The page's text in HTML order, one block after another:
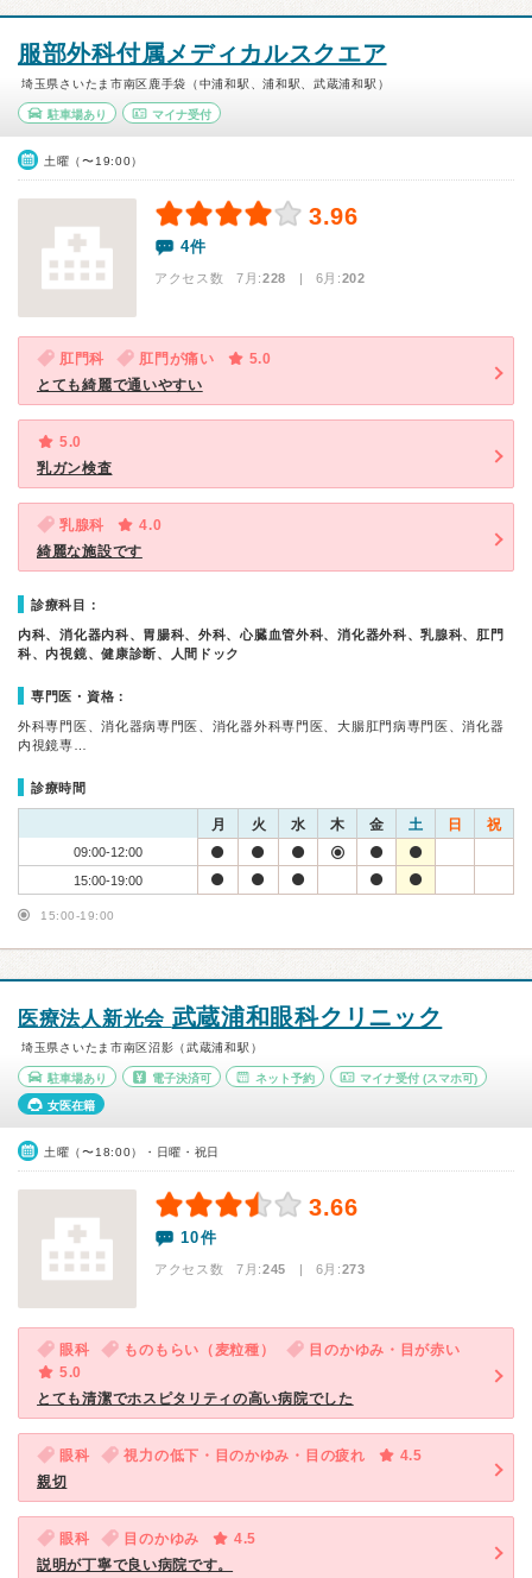
服部外科付属メディカルスクエア
埼玉県さいたま市南区鹿手袋（中浦和駅、浦和駅、武蔵浦和駅）
駐車場あり マイナ受付
土曜（〜19:00）
3.96
4件
アクセス数 7月:228 | 6月:202
肛門科 肛門が痛い
5.0
とても綺麗で通いやすい
5.0
乳ガン検査
乳腺科
4.0
綺麗な施設です
診療科目：
内科、消化器内科、胃腸科、外科、心臓血管外科、消化器外科、乳腺科、肛門
科、内視鏡、健康診断、人間ドック
専門医・資格：
外科専門医、消化器病専門医、消化器外科専門医、大腸肛門病専門医、消化器
内視鏡専…
診療時間
月 火 水 木 金 土 日 祝
09:00-12:00
15:00-19:00
15:00-19:00
医療法人新光会 武蔵浦和眼科クリニック
埼玉県さいたま市南区沼影（武蔵浦和駅）
駐車場あり 電子決済可 ネット予約 マイナ受付 (スマホ可)
女医在籍
土曜（〜18:00）・日曜・祝日
3.66
10件
アクセス数 7月:245 | 6月:273
眼科 ものもらい（麦粒種）
目のかゆみ・目が赤い
5.0
とても清潔でホスピタリティの高い病院でした
眼科 視力の低下・目のかゆみ・目の疲れ
4.5
親切
眼科 目のかゆみ
4.5
説明が丁寧で良い病院です。